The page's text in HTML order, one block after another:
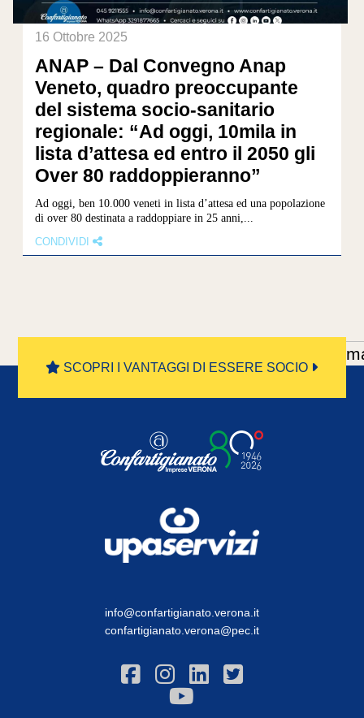
16 Ottobre 2025
ANAP – Dal Convegno Anap
Veneto, quadro preoccupante
del sistema socio-sanitario
regionale: “Ad oggi, 10mila in
lista d’attesa ed entro il 2050 gli
Over 80 raddoppieranno”
Ad oggi, ben 10.000 veneti in lista d’attesa ed una popolazione
di over 80 destinata a raddoppiare in 25 anni,...
CONDIVIDI
»
SCOPRI I VANTAGGI DI ESSERE SOCIO
info@confartigianato.verona.it
confartigianato.verona@pec.it